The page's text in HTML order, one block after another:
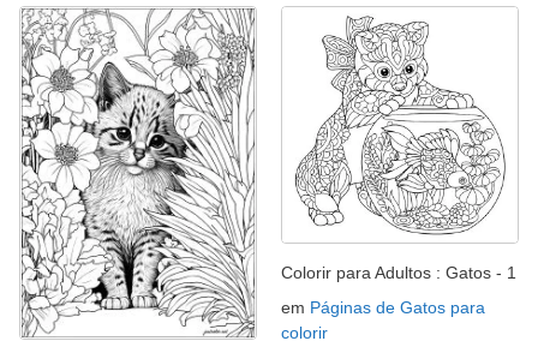
Colorir para Adultos : Gatos - 1
em Páginas de Gatos para
colorir